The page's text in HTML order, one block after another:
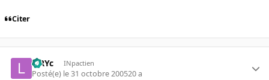
Citer
LiRYc INpactien
Posté(e) le 31 octobre 200520 a